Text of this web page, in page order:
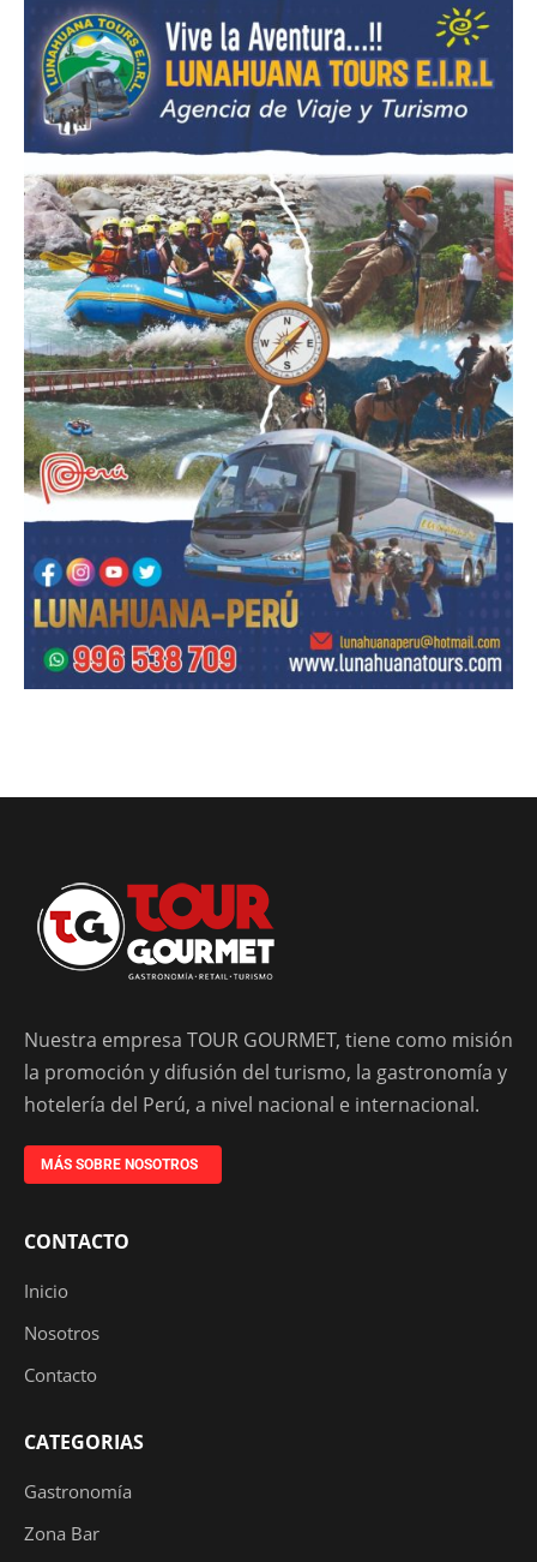
Nuestra empresa TOUR GOURMET, tiene como misión
la promoción y difusión del turismo, la gastronomía y
hotelería del Perú, a nivel nacional e internacional.
MÁS SOBRE NOSOTROS
CONTACTO
Inicio
Nosotros
Contacto
CATEGORIAS
Gastronomía
Zona Bar